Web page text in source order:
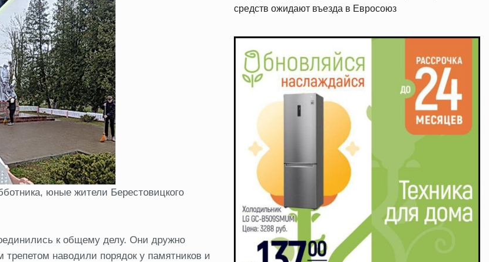
юные жители Берестовицкого
к общему делу. Они дружно
наводили порядок у памятников и
средств ожидают въезда в Евросоюз